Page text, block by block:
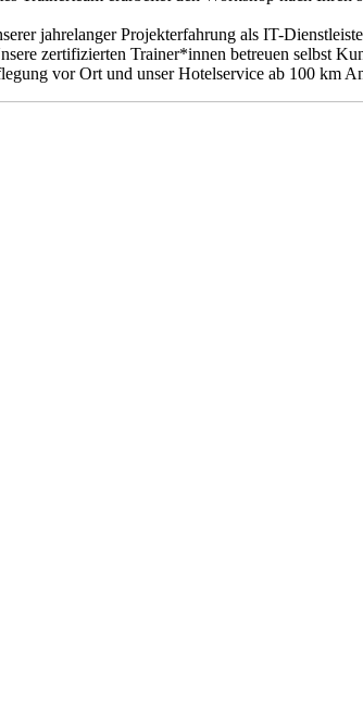
jahrelanger Projekterfahrung als IT-
zertifizierten Trainer*innen betreuen selbst
vor Ort und unser Hotelservice ab 100 km